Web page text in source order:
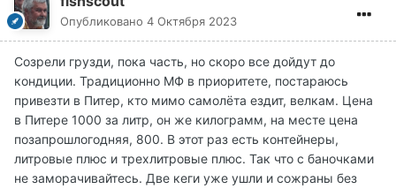
Опубликовано 4 Октября 2023
Созрели грузди, пока часть, но скоро все дойдут до
кондиции. Традиционно МФ в приоритете, постараюсь
привезти в Питер, кто мимо самолёта ездит, велкам. Цена
в Питере 1000 за литр, он же килограмм, на месте цена
позапрошлогодняя, 800. В этот раз есть контейнеры,
литровые плюс и трехлитровые плюс. Так что с баночками
не заморачивайтесь. Две кеги уже ушли и сожраны без